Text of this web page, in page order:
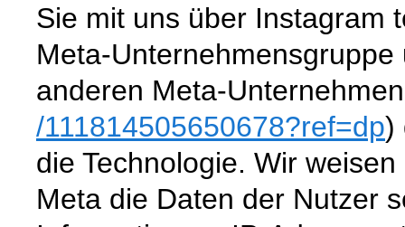
Sie mit uns über Instagram
Meta-
anderen Meta-
/111814505650678?ref=dp)
die Technologie. Wir
Meta die Daten der Nutzer